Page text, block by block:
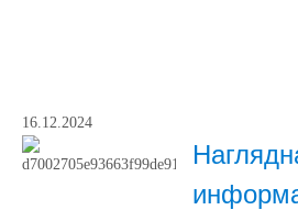
16.12.2024